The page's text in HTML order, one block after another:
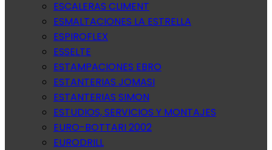
ESCALERAS CLIMENT
ESMALTACIONES LA ESTRELLA
ESPIROFLEX
ESSELTE
ESTAMPACIONES EBRO
ESTANTERIAS JOMASI
ESTANTERIAS SIMON
ESTUDIOS, SERVICIOS Y MONTAJES
EURO-BOTTARI 2002
EURODRILL